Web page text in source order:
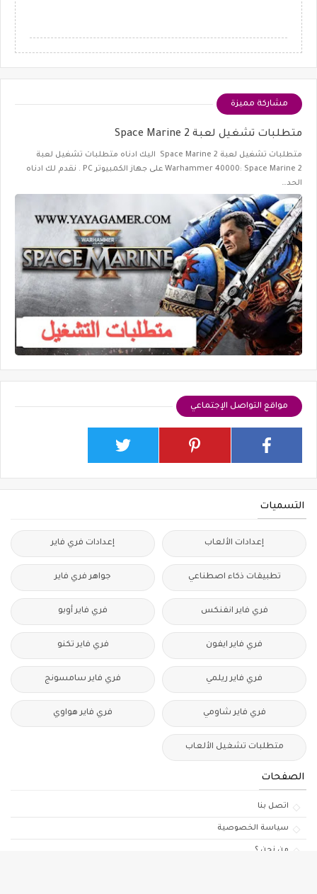
مشاركة مميزة
متطلبات تشغيل لعبة Space Marine 2
متطلبات تشغيل لعبة Space Marine 2 اليك ادناه متطلبات تشغيل لعبة
Warhammer 40000: Space Marine 2 على جهاز الكمبيوتر PC . نقدم لك ادناه
الحد…
مواقع التواصل الإجتماعي
التسميات
إعدادات الألعاب إعدادات فري فاير
تطبيقات ذكاء اصطناعي جواهر فري فاير
فري فاير انفنكس فري فاير أوبو
فري فاير ايفون فري فاير تكنو
فري فاير ريلمي فري فاير سامسونج
فري فاير شاومي فري فاير هواوي
متطلبات تشغيل الألعاب
الصفحات
اتصل بنا
سياسة الخصوصية
من نحن ؟